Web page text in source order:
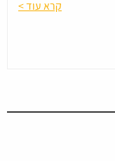
קרא עוד >